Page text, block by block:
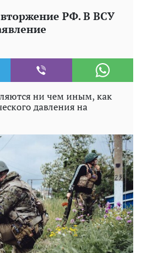
РФ. В ВСУ
ни чем иным, как
давления на